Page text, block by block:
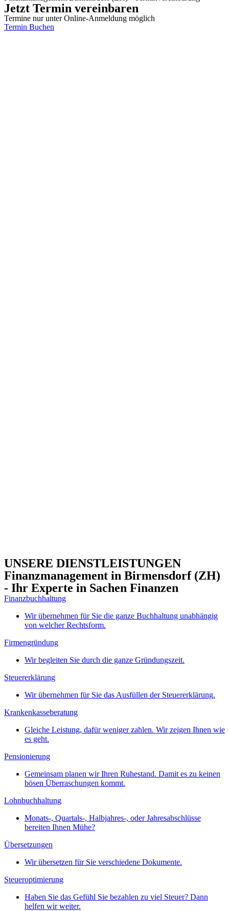
Jetzt Termin vereinbaren
Termine nur unter Online-Anmeldung möglich
Termin Buchen
UNSERE DIENSTLEISTUNGEN
Finanzmanagement in Birmensdorf (ZH)
- Ihr Experte in Sachen Finanzen
Finanzbuchhaltung
Wir übernehmen für Sie die ganze Buchhaltung unabhängig
von welcher Rechtsform.
Firmengründung
Wir begleiten Sie durch die ganze Gründungszeit.
Steuererklärung
Wir übernehmen für Sie das Ausfüllen der Steuererklärung.
Krankenkasseberatung
Gleiche Leistung, dafür weniger zahlen. Wir zeigen Ihnen wie
es geht.
Pensionierung
Gemeinsam planen wir Ihren Ruhestand. Damit es zu keinen
bösen Überraschungen kommt.
Lohnbuchhaltung
Monats-, Quartals-, Halbjahres-, oder Jahresabschlüsse
bereiten Ihnen Mühe?
Übersetzungen
Wir übersetzen für Sie verschiedene Dokumente.
Steueroptimierung
Haben Sie das Gefühl Sie bezahlen zu viel Steuer? Dann
helfen wir weiter.